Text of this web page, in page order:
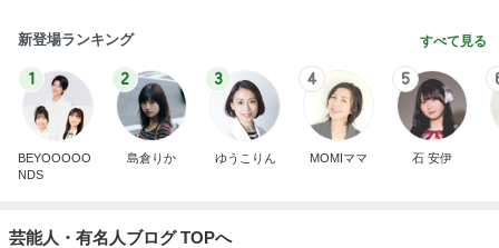
新登場ランキング すべて見る
1
BEYOOOOO
NDS
2
島倉りか
3
ゆうこりん
4
MOMIママ
5
石 安伊
芸能人・有名人ブログ TOPへ